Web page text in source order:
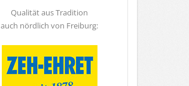
Qualität aus Tradition
auch nördlich von Freiburg: